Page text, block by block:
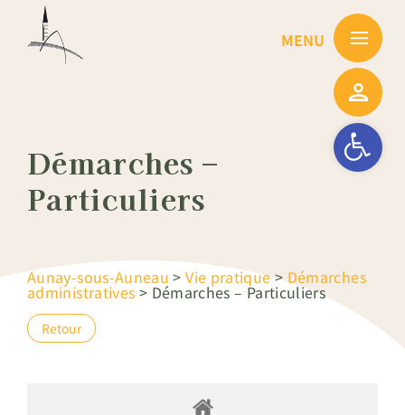
Ouvrir la
Démarches –
Particuliers
Aunay-sous-Auneau >Vie pratique>Démarches
administratives > Démarches – Particuliers
Retour